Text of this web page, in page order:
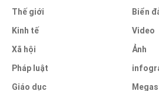
Thế giới
Kinh tế
Xã hội
Pháp luật
Giáo dục
Biển
Video
Ảnh